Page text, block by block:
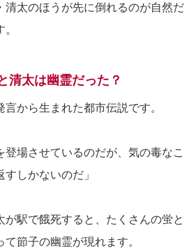
清太のほうが先に倒れるのが自然だ
太は幽霊だった？
から生まれた都市伝説です。
登場させているのだが、気の毒なこ
しかないのだ」
が駅で餓死すると、たくさんの蛍と
節子の幽霊が現れます。